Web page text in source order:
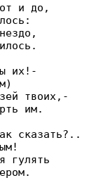
и до,
их!-
твоих,-
им.
сказать?..
гулять